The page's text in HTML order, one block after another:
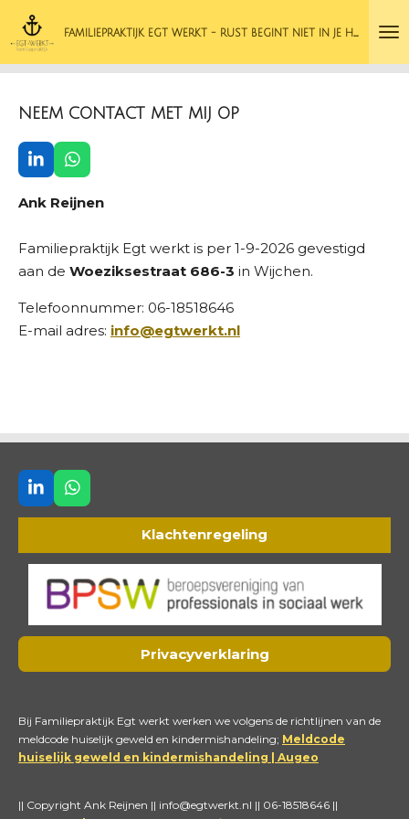
Ga
direct
naar
hoofdinhoud
F
AMILIEPRAKTIJK EGT WERKT - RUST BEGINT NIET IN JE HOOFD.
NEEM CONTACT MET MIJ OP
L
i
n
d
I
n
W
h
a
t
A
p
p
Ank Reijnen
Familiepraktijk Egt werkt is per 1-9-2026 gevestigd
aan de Woeziksestraat 686-3 in Wijchen.
Telefoonnummer: 06-18518646
E-mail adres: info@egtwerkt.nl
L
i
e
W
h
s
A
p
p
Klachtenregeling
Privacyverklaring
Bij Familiepraktijk Egt werkt werken we volgens de richtlijnen van de
meldcode huiselijk geweld en kindermishandeling; Meldcode
huiselijk geweld en kindermishandeling | Augeo
|| Copyright Ank Reijnen || info@egtwerkt.nl || 06-18518646 ||